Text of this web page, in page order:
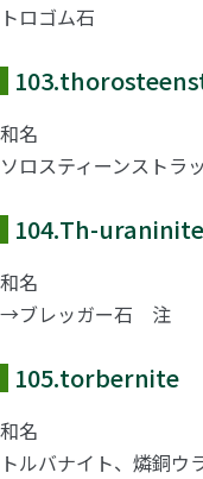
トロゴム石
103.
和名
ソロスティーンストラ
104.Th-uraninite
和名
→ブレッガー石 注
105.torbernite
和名
トルバナイト、燐銅ウ